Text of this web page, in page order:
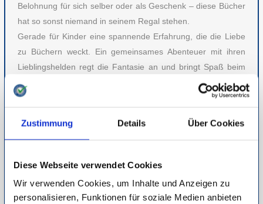
Zustimmung Details Über Cookies
Diese Webseite verwendet Cookies
Wir verwenden Cookies, um Inhalte und Anzeigen zu
personalisieren, Funktionen für soziale Medien anbieten
Belohnung für sich selber oder als Geschenk – diese Bücher
hat so sonst niemand in seinem Regal stehen.
Gerade für Kinder eine spannende Erfahrung, die die Liebe
zu Büchern weckt. Ein gemeinsames Abenteuer mit ihren
Lieblingshelden regt die Fantasie an und bringt Spaß beim
Lesen. Das schöne: Egal ob blond oder braunhaarig,
Sommersprossen oder Brille, die mit Bildern untermalten
werden. Die verschiedenen Anbieter geben Ihnen zahlreiche
Möglichkeiten, Ihr Buch so persönlich und „originalgetreu“
Detaillierte Informationen zur Durchführung unserer Studien